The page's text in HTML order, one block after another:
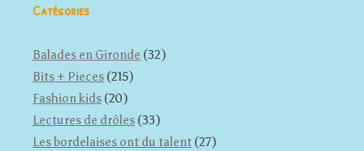
Catégories
Balades en Gironde (32)
Bits + Pieces (215)
Fashion kids (20)
Lectures de drôles (33)
Les bordelaises ont du talent (27)